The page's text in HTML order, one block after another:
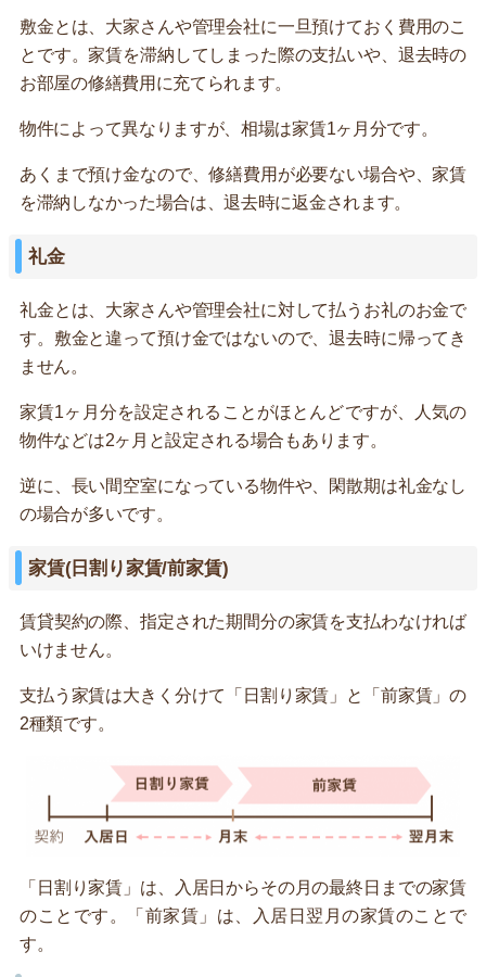
敷金とは、大家さんや管理会社に一旦預けておく費用のこ
とです。家賃を滞納してしまった際の支払いや、退去時の
お部屋の修繕費用に充てられます。
物件によって異なりますが、相場は家賃1ヶ月分です。
あくまで預け金なので、修繕費用が必要ない場合や、家賃
を滞納しなかった場合は、退去時に返金されます。
礼金
礼金とは、大家さんや管理会社に対して払うお礼のお金で
す。敷金と違って預け金ではないので、退去時に帰ってき
ません。
家賃1ヶ月分を設定されることがほとんどですが、人気の
物件などは2ヶ月と設定される場合もあります。
逆に、長い間空室になっている物件や、閑散期は礼金なし
の場合が多いです。
家賃(日割り家賃/前家賃)
賃貸契約の際、指定された期間分の家賃を支払わなければ
いけません。
支払う家賃は大きく分けて「日割り家賃」と「前家賃」の
2種類です。
「日割り家賃」は、入居日からその月の最終日までの家賃
のことです。「前家賃」は、入居日翌月の家賃のことで
す。